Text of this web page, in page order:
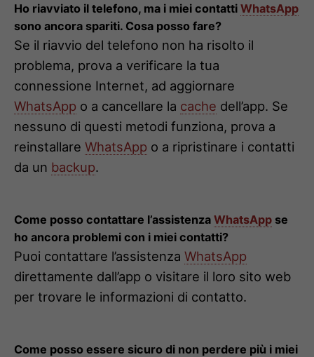
Ho riavviato il telefono, ma i miei contatti WhatsApp
sono ancora spariti. Cosa posso fare?
Se il riavvio del telefono non ha risolto il
problema, prova a verificare la tua
connessione Internet, ad aggiornare
WhatsApp o a cancellare la cache dell’app. Se
nessuno di questi metodi funziona, prova a
reinstallare WhatsApp o a ripristinare i contatti
da un backup.
Come posso contattare l’assistenza WhatsApp se
ho ancora problemi con i miei contatti?
Puoi contattare l’assistenza WhatsApp
direttamente dall’app o visitare il loro sito web
per trovare le informazioni di contatto.
Come posso essere sicuro di non perdere più i miei